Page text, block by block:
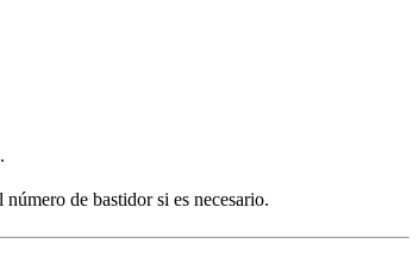
de bastidor si es necesario.